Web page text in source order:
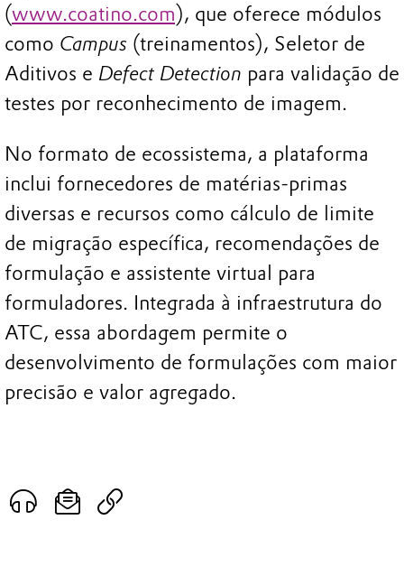
(www.coatino.com), que oferece módulos
como Campus (treinamentos), Seletor de
Aditivos e Defect Detection para validação de
testes por reconhecimento de imagem.
No formato de ecossistema, a plataforma
inclui fornecedores de matérias-primas
diversas e recursos como cálculo de limite
de migração específica, recomendações de
formulação e assistente virtual para
formuladores. Integrada à infraestrutura do
ATC, essa abordagem permite o
desenvolvimento de formulações com maior
precisão e valor agregado.